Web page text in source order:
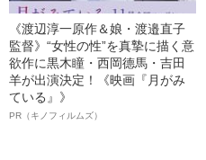
《渡辺淳一原作＆娘・渡邉直子
監督》“女性の性”を真摯に描く意
欲作に黒木瞳・西岡德馬・吉田
羊が出演決定！《映画『月がみ
ている』》
PR（キノフィルムズ）